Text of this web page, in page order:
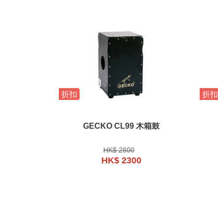
折扣
GECKO CL99 木箱鼓
HK$ 2800
HK$ 2300
折扣